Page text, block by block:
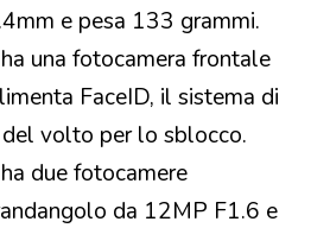
e pesa 133 grammi.
una fotocamera frontale
FaceID, il sistema di
volto per lo sblocco.
due fotocamere
da 12MP F1.6 e